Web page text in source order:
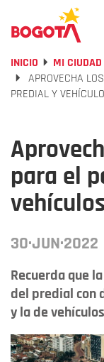
INICIO MI CIUDAD
APROVECHA
PREDIAL Y
para el
30·JUN·2022
Recuerda que
del predial con
y la de